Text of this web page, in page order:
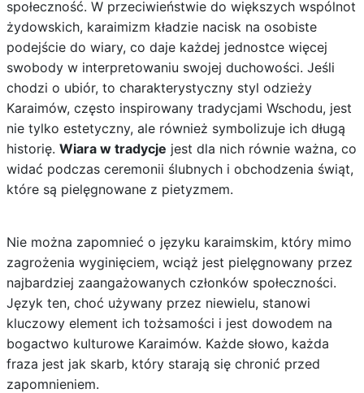
społeczność. W przeciwieństwie do większych wspólnot
żydowskich, karaimizm kładzie nacisk na osobiste
podejście do wiary, co daje każdej jednostce więcej
swobody w interpretowaniu swojej duchowości. Jeśli
chodzi o ubiór, to charakterystyczny styl odzieży
Karaimów, często inspirowany tradycjami Wschodu, jest
nie tylko estetyczny, ale również symbolizuje ich długą
historię. Wiara w tradycje jest dla nich równie ważna, co
widać podczas ceremonii ślubnych i obchodzenia świąt,
które są pielęgnowane z pietyzmem.
Nie można zapomnieć o języku karaimskim, który mimo
zagrożenia wyginięciem, wciąż jest pielęgnowany przez
najbardziej zaangażowanych członków społeczności.
Język ten, choć używany przez niewielu, stanowi
kluczowy element ich tożsamości i jest dowodem na
bogactwo kulturowe Karaimów. Każde słowo, każda
fraza jest jak skarb, który starają się chronić przed
zapomnieniem.